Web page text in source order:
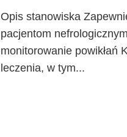
Opis stanowiska
pacjentom
monitorowanie powikłań
leczenia, w tym...